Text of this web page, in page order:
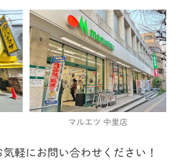
マルエツ 中里店
軽にお問い合わせください！